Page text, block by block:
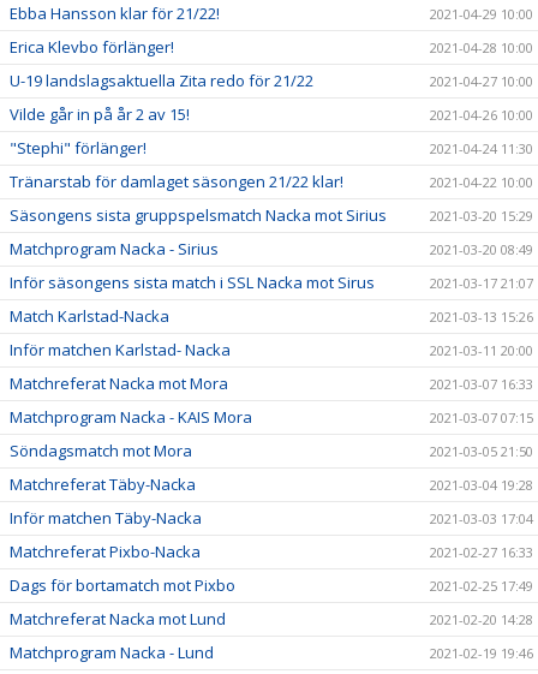
Ebba Hansson klar för 21/22! 2021-04-29 10:00
Erica Klevbo förlänger! 2021-04-28 10:00
U-19 landslagsaktuella Zita redo för 21/22 2021-04-27 10:00
Vilde går in på år 2 av 15! 2021-04-26 10:00
"Stephi" förlänger! 2021-04-24 11:30
Tränarstab för damlaget säsongen 21/22 klar! 2021-04-22 10:00
Säsongens sista gruppspelsmatch Nacka mot Sirius 2021-03-20 15:29
Matchprogram Nacka - Sirius 2021-03-20 08:49
Inför säsongens sista match i SSL Nacka mot Sirus 2021-03-17 21:07
Match Karlstad-Nacka 2021-03-13 15:26
Inför matchen Karlstad- Nacka 2021-03-11 20:00
Matchreferat Nacka mot Mora 2021-03-07 16:33
Matchprogram Nacka - KAIS Mora 2021-03-07 07:15
Söndagsmatch mot Mora 2021-03-05 21:50
Matchreferat Täby-Nacka 2021-03-04 19:28
Inför matchen Täby-Nacka 2021-03-03 17:04
Matchreferat Pixbo-Nacka 2021-02-27 16:33
Dags för bortamatch mot Pixbo 2021-02-25 17:49
Matchreferat Nacka mot Lund 2021-02-20 14:28
Matchprogram Nacka - Lund 2021-02-19 19:46